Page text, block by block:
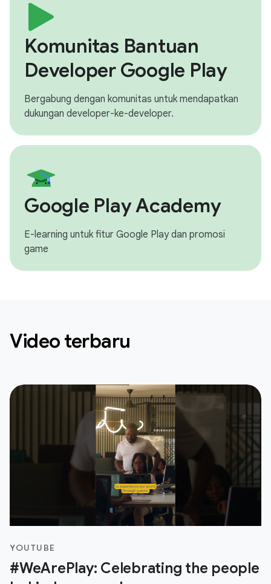
Komunitas Bantuan
Developer Google Play
Bergabung dengan komunitas untuk mendapatkan
dukungan developer-ke-developer.
Google Play Academy
E-learning untuk fitur Google Play dan promosi
game
Video terbaru
YOUTUBE
#WeArePlay: Celebrating the people